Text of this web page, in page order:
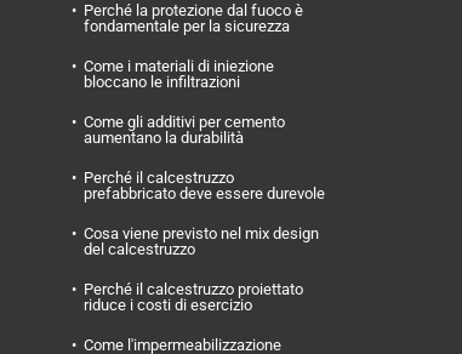
Perché la protezione dal fuoco è
fondamentale per la sicurezza
Come i materiali di iniezione
bloccano le infiltrazioni
Come gli additivi per cemento
aumentano la durabilità
Perché il calcestruzzo
prefabbricato deve essere durevole
Cosa viene previsto nel mix design
del calcestruzzo
Perché il calcestruzzo proiettato
riduce i costi di esercizio
Come l'impermeabilizzazione